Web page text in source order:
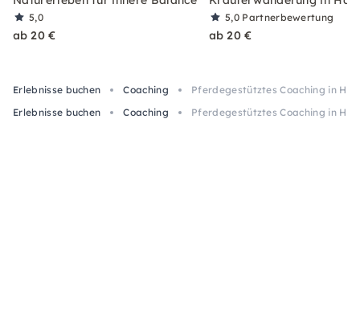
5,0
ab 20 €
5,0 Partnerbewertung
ab 20 €
Erlebnisse buchen Coaching
Pferdegestütztes Coaching in
Erlebnisse buchen
Coaching Pferdegestütztes Coaching in